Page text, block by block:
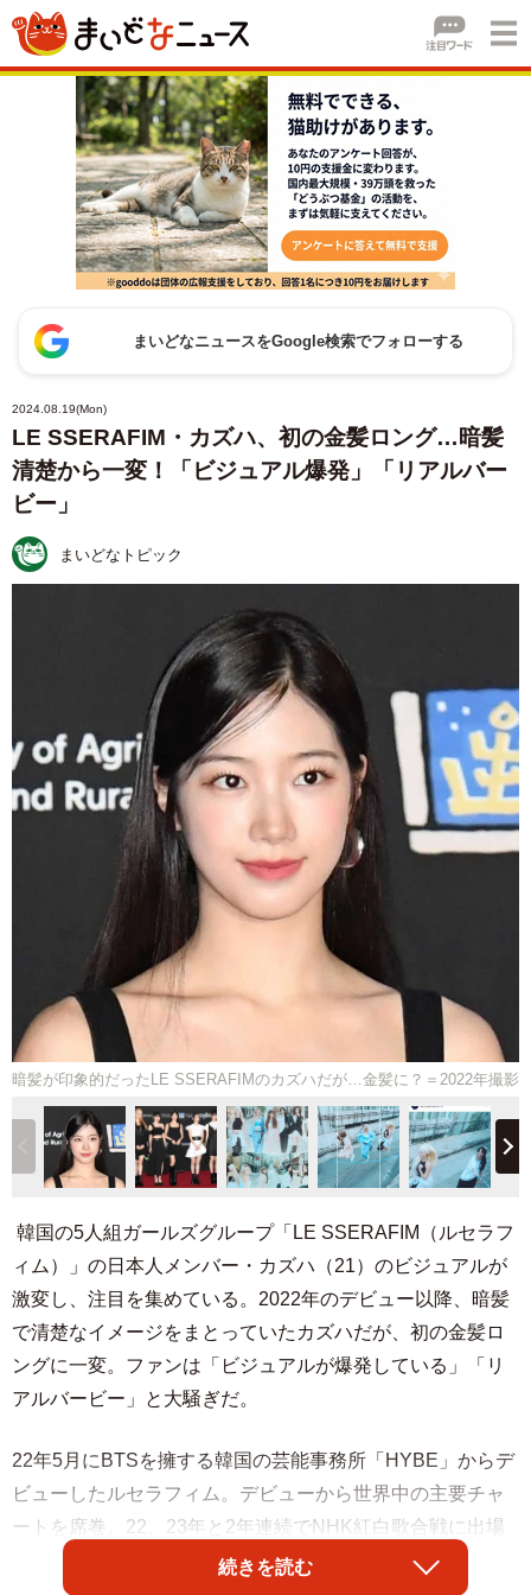
まいどなニュースをGoogle検索でフォローする
2024.08.19(Mon)
LE SSERAFIM・カズハ、初の金髪ロング…暗髪
清楚から一変！「ビジュアル爆発」「リアルバー
ビー」
まいどなトピック
暗髪が印象的だったLE SSERAFIMのカズハだが…金髪に？＝2022年撮影
韓国の5人組ガールズグループ「LE SSERAFIM（ルセラフ
ィム）」の日本人メンバー・カズハ（21）のビジュアルが
激変し、注目を集めている。2022年のデビュー以降、暗髪
で清楚なイメージをまとっていたカズハだが、初の金髪ロ
ングに一変。ファンは「ビジュアルが爆発している」「リ
アルバービー」と大騒ぎだ。
22年5月にBTSを擁する韓国の芸能事務所「HYBE」からデ
ビューしたルセラフィム。デビューから世界中の主要チャ
ートを席巻。22、23年と2年連続でNHK紅白歌合戦に出場
続きを読む